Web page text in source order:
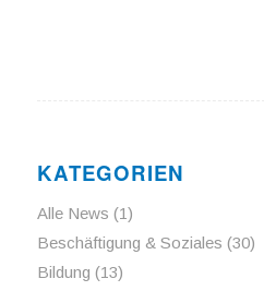
KATEGORIEN
Alle News (1)
Beschäftigung & Soziales (30)
Bildung (13)